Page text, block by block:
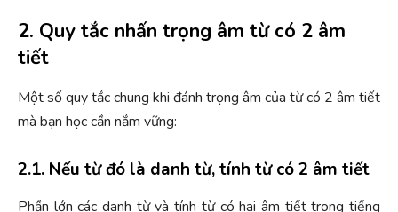
2. Quy tắc nhấn trọng âm từ có 2 âm
tiết
Một số quy tắc chung khi đánh trọng âm của từ có 2 âm tiết
mà bạn học cần nắm vững:
2.1. Nếu từ đó là danh từ, tính từ có 2 âm tiết
Phần lớn các danh từ và tính từ có hai âm tiết trong tiếng